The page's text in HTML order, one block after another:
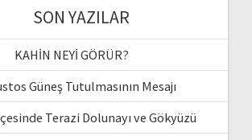
SON YAZILAR
KAHİN NEYİ GÖRÜR?
Güneş Tutulmasının Mesajı
Terazi Dolunayı ve Gökyüzü